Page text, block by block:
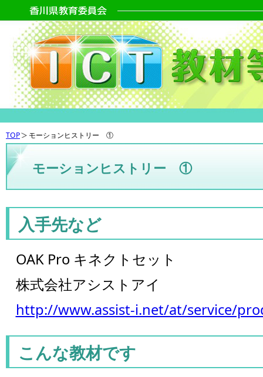
TOP モーションヒストリー ①
モーションヒストリー ①
入手先など
OAK Pro キネクトセット
株式会社アシストアイ
http://www.assist-i.net/at/service/
こんな教材です